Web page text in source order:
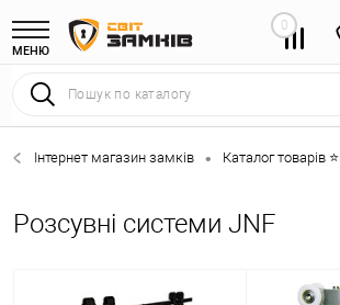
МЕНЮ
0
Інтернет магазин замків • Каталог товарів ⭐
Розсувні системи JNF